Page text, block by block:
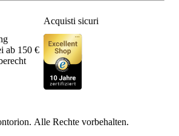
ab 150 €
Acquisti sicuri
Alle Rechte vorbehalten.